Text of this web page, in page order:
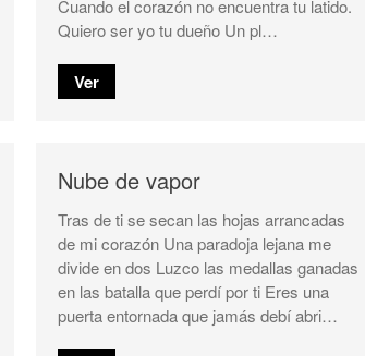
Cuando el corazón no encuentra tu latido.
Quiero ser yo tu dueño Un pl…
Ver
Nube de vapor
Tras de ti se secan las hojas arrancadas
de mi corazón Una paradoja lejana me
divide en dos Luzco las medallas ganadas
en las batalla que perdí por ti Eres una
puerta entornada que jamás debí abri…